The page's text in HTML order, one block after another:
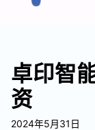
卓印智
资
2024年5月31日